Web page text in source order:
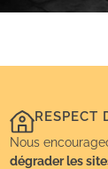
RESPECT
Nous
dégrader les